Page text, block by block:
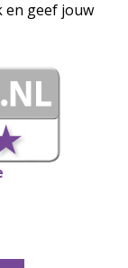
en geef jouw